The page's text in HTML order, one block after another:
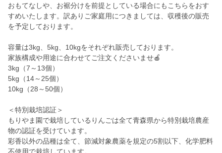
おもてなしや、お裾分けを前提としている場合にもこちらをおす
すめいたします。訳ありご家庭用につきましては、収穫後の販売
を予定しております。
容量は3kg、5kg、10kgをそれぞれ販売しております。
家族構成や用途に合わせてご注文くださいませ🍎
3kg（7～13個）
5kg（14～25個）
10kg（28～50個）
＜特別栽培認証＞
もりやま園で栽培しているりんごは全て青森県から特別栽培農産
物の認証を受けています。
彩香以外の品種は全て、節減対象農薬を規定の5割以下、化学肥料